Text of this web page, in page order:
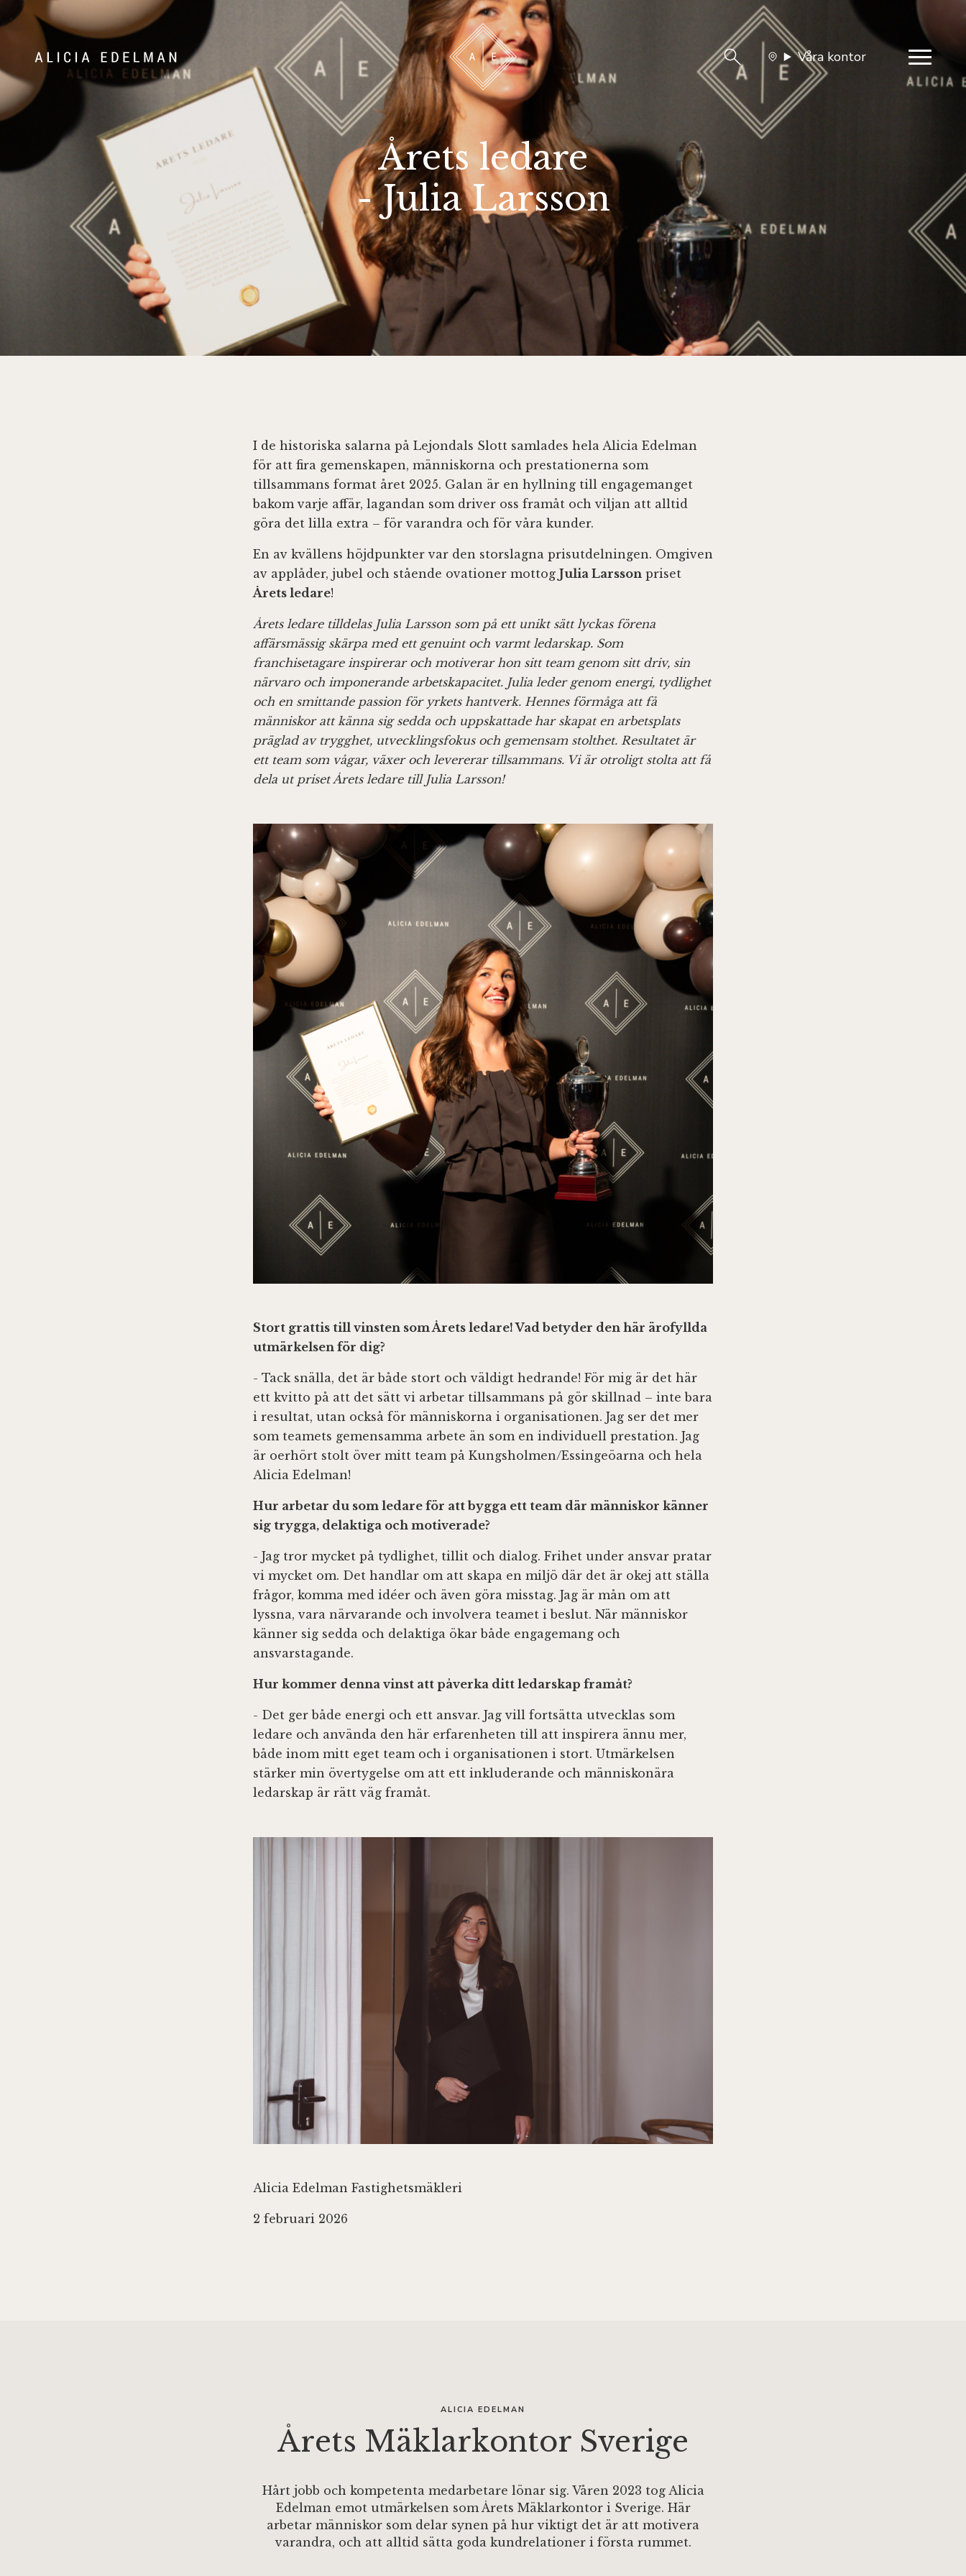
Sälj med oss Bevakning Franchise Om oss Jobba med oss
Våra kontor
Årets ledare
- Julia Larsson
I de historiska salarna på Lejondals Slott samlades hela Alicia Edelman
för att fira gemenskapen, människorna och prestationerna som
tillsammans format året 2025. Galan är en hyllning till engagemanget
bakom varje affär, lagandan som driver oss framåt och viljan att alltid
göra det lilla extra – för varandra och för våra kunder.
En av kvällens höjdpunkter var den storslagna prisutdelningen. Omgiven
av applåder, jubel och stående ovationer mottog Julia Larsson priset
Årets ledare!
Årets ledare tilldelas Julia Larsson som på ett unikt sätt lyckas förena
affärsmässig skärpa med ett genuint och varmt ledarskap. Som
franchisetagare inspirerar och motiverar hon sitt team genom sitt driv, sin
närvaro och imponerande arbetskapacitet. Julia leder genom energi, tydlighet
och en smittande passion för yrkets hantverk. Hennes förmåga att få
människor att känna sig sedda och uppskattade har skapat en arbetsplats
präglad av trygghet, utvecklingsfokus och gemensam stolthet. Resultatet är
ett team som vågar, växer och levererar tillsammans. Vi är otroligt stolta att få
dela ut priset Årets ledare till Julia Larsson!
Stort grattis till vinsten som Årets ledare! Vad betyder den här ärofyllda
utmärkelsen för dig?
- Tack snälla, det är både stort och väldigt hedrande! För mig är det här
ett kvitto på att det sätt vi arbetar tillsammans på gör skillnad – inte bara
i resultat, utan också för människorna i organisationen. Jag ser det mer
som teamets gemensamma arbete än som en individuell prestation. Jag
är oerhört stolt över mitt team på Kungsholmen/Essingeöarna och hela
Alicia Edelman!
Hur arbetar du som ledare för att bygga ett team där människor känner
sig trygga, delaktiga och motiverade?
- Jag tror mycket på tydlighet, tillit och dialog. Frihet under ansvar pratar
vi mycket om. Det handlar om att skapa en miljö där det är okej att ställa
frågor, komma med idéer och även göra misstag. Jag är mån om att
lyssna, vara närvarande och involvera teamet i beslut. När människor
känner sig sedda och delaktiga ökar både engagemang och
ansvarstagande.
Hur kommer denna vinst att påverka ditt ledarskap framåt?
- Det ger både energi och ett ansvar. Jag vill fortsätta utvecklas som
ledare och använda den här erfarenheten till att inspirera ännu mer,
både inom mitt eget team och i organisationen i stort. Utmärkelsen
stärker min övertygelse om att ett inkluderande och människonära
ledarskap är rätt väg framåt.
Alicia Edelman Fastighetsmäkleri
2 februari 2026
ALICIA EDELMAN
Årets Mäklarkontor Sverige
Hårt jobb och kompetenta medarbetare lönar sig. Våren 2023 tog Alicia
Edelman emot utmärkelsen som Årets Mäklarkontor i Sverige. Här
arbetar människor som delar synen på hur viktigt det är att motivera
varandra, och att alltid sätta goda kundrelationer i första rummet.